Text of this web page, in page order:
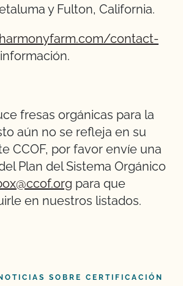
y Fulton, California.
contact-
fresas orgánicas para la
aún no se refleja en su
CCOF, por favor envíe una
Plan del Sistema Orgánico
para que
en nuestros listados.
SOBRE CERTIFICACIÓN